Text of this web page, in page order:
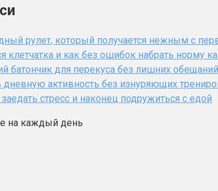
рулет, который получается нежным с
клетчатка и как без ошибок набрать норму
батончик для перекуса без лишних
дневную активность без изнуряющих
стресс и наконец подружиться с едой
на каждый день